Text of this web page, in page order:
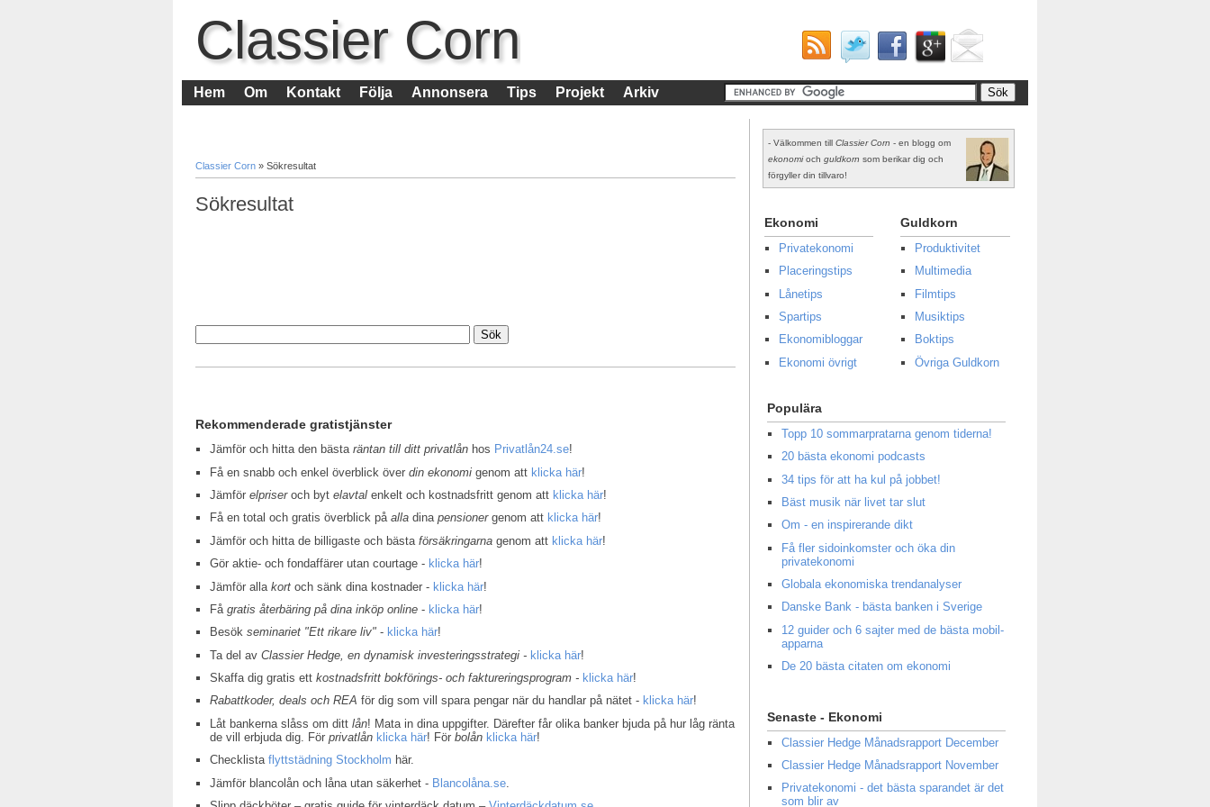
Classier Corn
Hem Om Kontakt Följa Annonsera Tips Projekt Arkiv
Classier Corn » Sökresultat
Sökresultat
Rekommenderade gratistjänster
Jämför och hitta den bästaräntan till ditt privatlån hos Privatlån24.se!
Få en snabb och enkel överblick överdin ekonomi genom att klicka här!
Jämförelpriseroch bytelavtal enkelt och kostnadsfritt genom att klicka här!
Få en total och gratis överblick påalla dinapensionergenom att klicka här!
Jämför och hitta de billigaste och bästaförsäkringarna genom att klicka här!
Gör aktie- och fondaffärer utan courtage - klicka här!
Jämför allakort och sänk dina kostnader - klicka här!
Fågratis återbäring på dina inköp online - klicka här!
Besökseminariet "Ett rikare liv" - klicka här!
Ta del avClassier Hedge, en dynamisk investeringsstrategi - klicka här!
Skaffa dig gratis ettkostnadsfritt bokförings- och faktureringsprogram - klicka här!
Rabattkoder, deals och REA för dig som vill spara pengar när du handlar på nätet - klicka här!
Låt bankerna slåss om dittlån! Mata in dina uppgifter. Därefter får olika banker bjuda på hur låg ränta
de vill erbjuda dig. Förprivatlån klicka här! Förbolån klicka här!
Checklistaflyttstädning Stockholm här.
Jämför blancolån och låna utan säkerhet - Blancolåna.se
- Välkommen till Classier Corn - en blogg om
ekonomioch guldkorn som berikar dig och
förgyller din tillvaro!
Ekonomi
Privatekonomi
Placeringstips
Lånetips
Spartips
Ekonomibloggar
Ekonomi övrigt
Guldkorn
Produktivitet
Multimedia
Filmtips
Musiktips
Boktips
Övriga Guldkorn
Populära
Topp 10 sommarpratarna genom tiderna!
20 bästa ekonomi podcasts
34 tips för att ha kul på jobbet!
Bäst musik när livet tar slut
Om - en inspirerande dikt
Få fler sidoinkomster och öka din
privatekonomi
Globala ekonomiska trendanalyser
Danske Bank - bästa banken i Sverige
12 guider och 6 sajter med de bästa mobil-
apparna
De 20 bästa citaten om ekonomi
Senaste - Ekonomi
Classier Hedge Månadsrapport December
Classier Hedge Månadsrapport November
Privatekonomi - det bästa sparandet är det
som blir av